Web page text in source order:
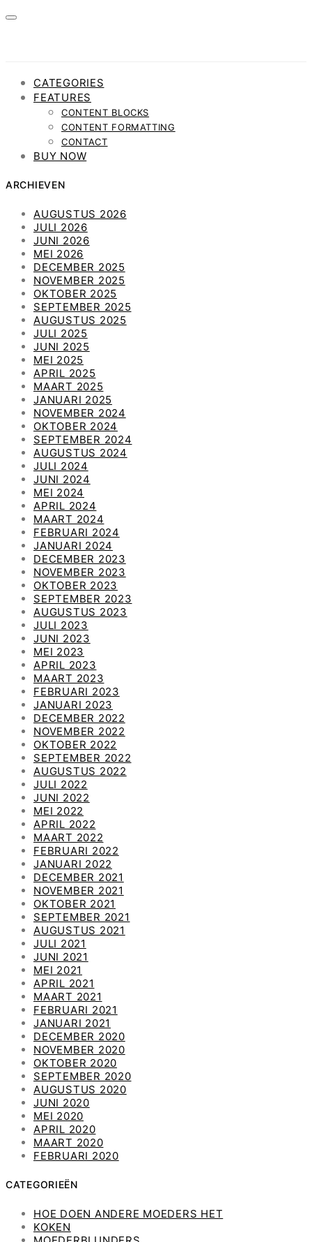
CATEGORIES
FEATURES
CONTENT BLOCKS
CONTENT FORMATTING
CONTACT
BUY NOW
ARCHIEVEN
AUGUSTUS 2026
JULI 2026
JUNI 2026
MEI 2026
DECEMBER 2025
NOVEMBER 2025
OKTOBER 2025
SEPTEMBER 2025
AUGUSTUS 2025
JULI 2025
JUNI 2025
MEI 2025
APRIL 2025
MAART 2025
JANUARI 2025
NOVEMBER 2024
OKTOBER 2024
SEPTEMBER 2024
AUGUSTUS 2024
JULI 2024
JUNI 2024
MEI 2024
APRIL 2024
MAART 2024
FEBRUARI 2024
JANUARI 2024
DECEMBER 2023
NOVEMBER 2023
OKTOBER 2023
SEPTEMBER 2023
AUGUSTUS 2023
JULI 2023
JUNI 2023
MEI 2023
APRIL 2023
MAART 2023
FEBRUARI 2023
JANUARI 2023
DECEMBER 2022
NOVEMBER 2022
OKTOBER 2022
SEPTEMBER 2022
AUGUSTUS 2022
JULI 2022
JUNI 2022
MEI 2022
APRIL 2022
MAART 2022
FEBRUARI 2022
JANUARI 2022
DECEMBER 2021
NOVEMBER 2021
OKTOBER 2021
SEPTEMBER 2021
AUGUSTUS 2021
JULI 2021
JUNI 2021
MEI 2021
APRIL 2021
MAART 2021
FEBRUARI 2021
JANUARI 2021
DECEMBER 2020
NOVEMBER 2020
OKTOBER 2020
SEPTEMBER 2020
AUGUSTUS 2020
JUNI 2020
MEI 2020
APRIL 2020
MAART 2020
FEBRUARI 2020
CATEGORIEËN
HOE DOEN ANDERE MOEDERS HET
KOKEN